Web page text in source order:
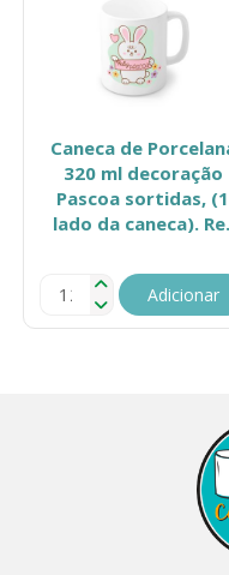
Caneca de
320 ml decoração
Pascoa sortidas, (1
lado da caneca).
Adicionar